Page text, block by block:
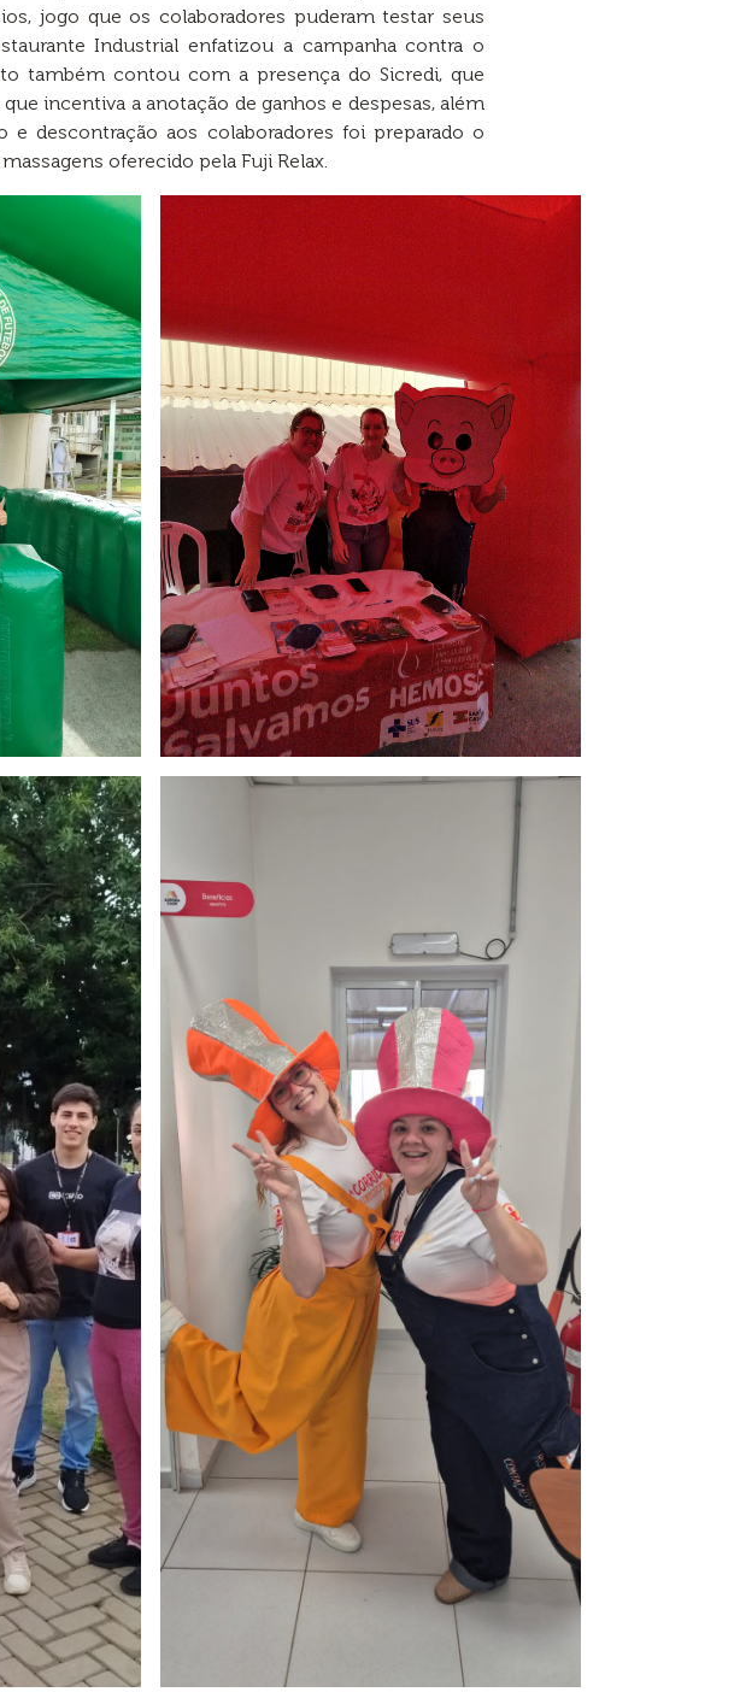
jogo que os colaboradores puderam testar seus
Industrial enfatizou a campanha contra o
também contou com a presença do Sicredi, que
incentiva a anotação de ganhos e despesas, além
descontração aos colaboradores foi preparado o
oferecido pela Fuji Relax.